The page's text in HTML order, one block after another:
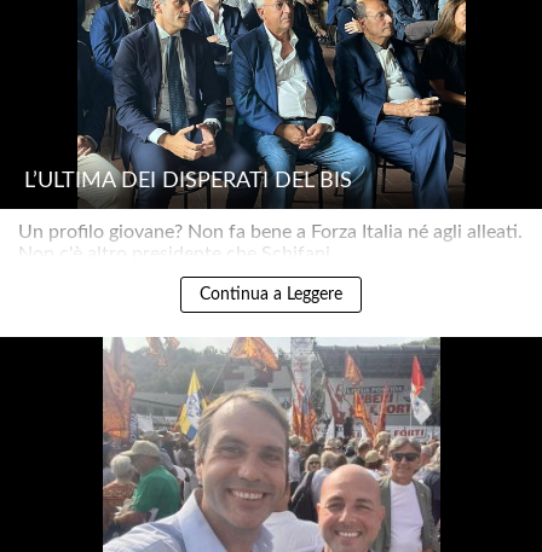
L’ULTIMA DEI DISPERATI DEL BIS
Un profilo giovane? Non fa bene a Forza Italia né agli alleati.
Non c'è altro presidente che Schifani..
Continua a Leggere